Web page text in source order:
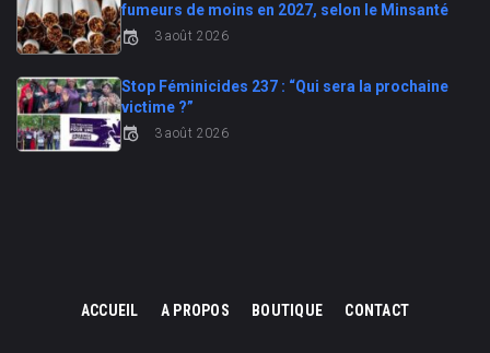
fumeurs de moins en 2027, selon le Minsanté
3 août 2026
Stop Féminicides 237 : “Qui sera la prochaine
victime ?”
3 août 2026
ACCUEIL A PROPOS BOUTIQUE CONTACT